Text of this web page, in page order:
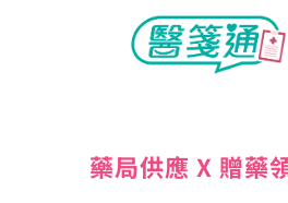
藥局供應 X 贈藥